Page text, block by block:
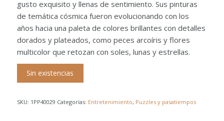
gusto exquisito y llenas de sentimiento. Sus pinturas
de temática cósmica fueron evolucionando con los
años hacia una paleta de colores brillantes con detalles
dorados y plateados, como peces arcoíris y flores
multicolor que retozan con soles, lunas y estrellas.
Sin existencias
SKU: 1PP40029 Categorías: Entretenimiento, Puzzles y pasatiempos